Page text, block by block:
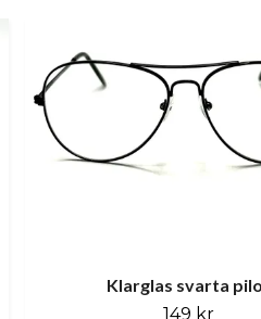
Klarglas svarta
149 kr